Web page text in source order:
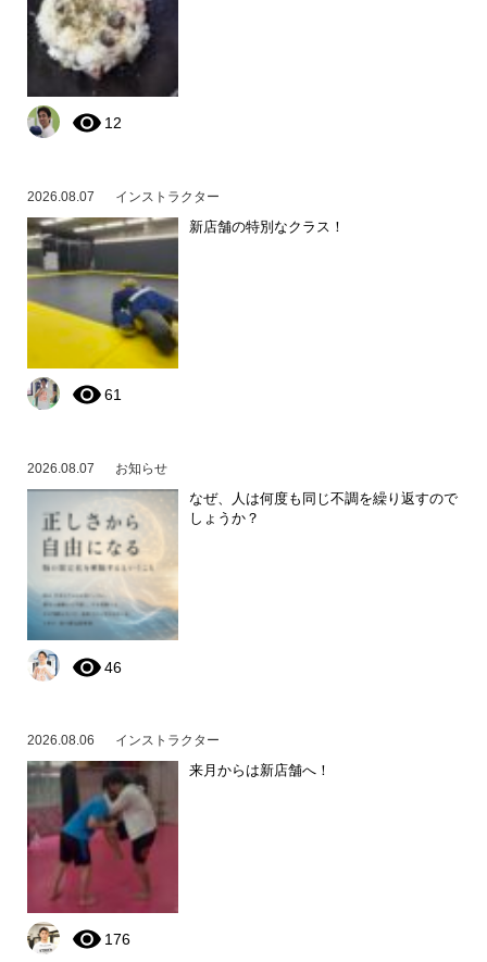
12
2026.08.07 インストラクター
新店舗の特別なクラス！
61
2026.08.07 お知らせ
なぜ、人は何度も同じ不調を繰り返すので
しょうか？
46
2026.08.06 インストラクター
来月からは新店舗へ！
176